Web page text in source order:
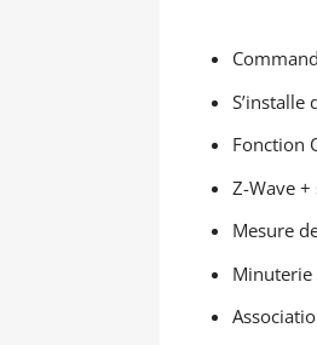
Fonction
Z-Wave
Mesure
Minuterie